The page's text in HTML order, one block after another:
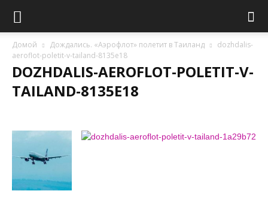
Домой Дождались. «Аэрофлот» полетит в Таиланд
dozhdalis-
aeroflot-poletit-v-tailand-8135e18
DOZHDALIS-AEROFLOT-POLETIT-V-
TAILAND-8135E18